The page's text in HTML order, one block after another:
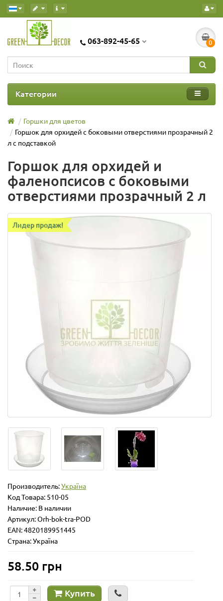
063-892-45-65 0
Категории
Горшки для цветов
Горшок для орхидей с боковыми отверстиями прозрачный 2
л с подставкой
Горшок для орхидей и
фаленопсисов с боковыми
отверстиями прозрачный 2 л
Лидер продаж!
Производитель:Україна
Код Товара: 510-05
Наличие: В наличии
Артикул: Orh-bok-tra-POD
EAN: 4820189951445
Страна: Україна
58.50 грн
Купить